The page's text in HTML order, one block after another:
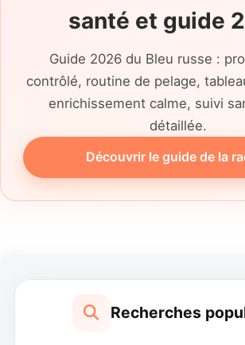
réaliste.
santé et guide
Guide 2026 du Bleu russe :
contrôlé, routine de pelage,
enrichissement calme, suivi
détaillée.
Découvrir le guide de la
Recherches